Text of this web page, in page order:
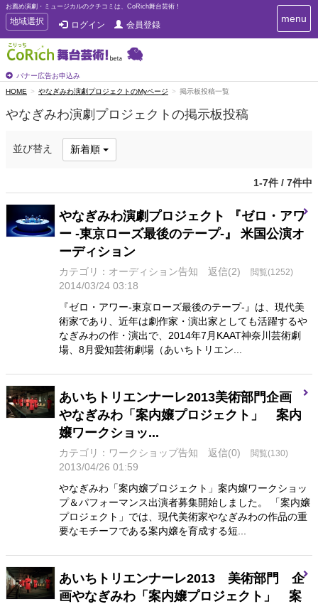
お薦め演劇・ミュージカルのクチコミは、CoRich舞台芸術！
T
o
g
g
e
n
v
a
地域選択 ログイン 会員登録
バナー広告お申込み
T
o
t
o
n
menu
HOME やなぎみわ演劇プロジェクトのMyページ 掲示板投稿一覧
やなぎみわ演劇プロジェクトの掲示板投稿
並び替え 新着順
1-7件 / 7件中
やなぎみわ演劇プロジェクト 『ゼロ・アワ
ー -東京ローズ最後のテープ-』 米国公演オ
ーディション
カテゴリ：オーディション告知 返信(2) 閲覧(1252)
2014/03/24 03:18
『ゼロ・アワー-東京ローズ最後のテープ-』は、現代美
術家であり、近年は劇作家・演出家としても活躍するや
なぎみわの作・演出で、2014年7月KAAT神奈川芸術劇
場、8月愛知芸術劇場（あいちトリエン...
あいちトリエンナーレ2013美術部門企画
やなぎみわ「案内嬢プロジェクト」 案内
嬢ワークショッ...
カテゴリ：ワークショップ告知 返信(0) 閲覧(130)
2013/04/26 01:59
やなぎみわ「案内嬢プロジェクト」案内嬢ワークショッ
プ＆パフォーマンス出演者募集開始しました。 「案内嬢
プロジェクト」では、現代美術家やなぎみわの作品の重
要なモチーフである案内嬢を育成する短...
あいちトリエンナーレ2013 美術部門 企
画やなぎみわ「案内嬢プロジェクト」 案